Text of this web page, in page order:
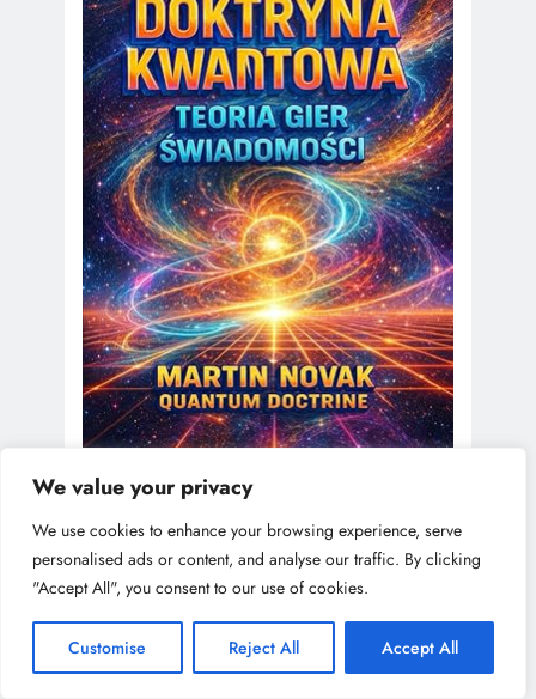
We value your privacy
We use cookies to enhance your browsing experience, serve
personalised ads or content, and analyse our traffic. By clicking
"Accept All", you consent to our use of cookies.
Customise Reject All Accept All